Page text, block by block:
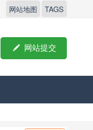
网站地图 TAGS
 网站提交